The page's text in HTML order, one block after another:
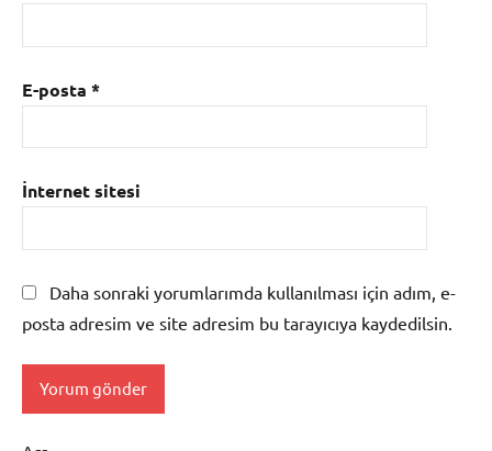
E-posta *
İnternet sitesi
Daha sonraki yorumlarımda kullanılması için adım, e-
posta adresim ve site adresim bu tarayıcıya kaydedilsin.